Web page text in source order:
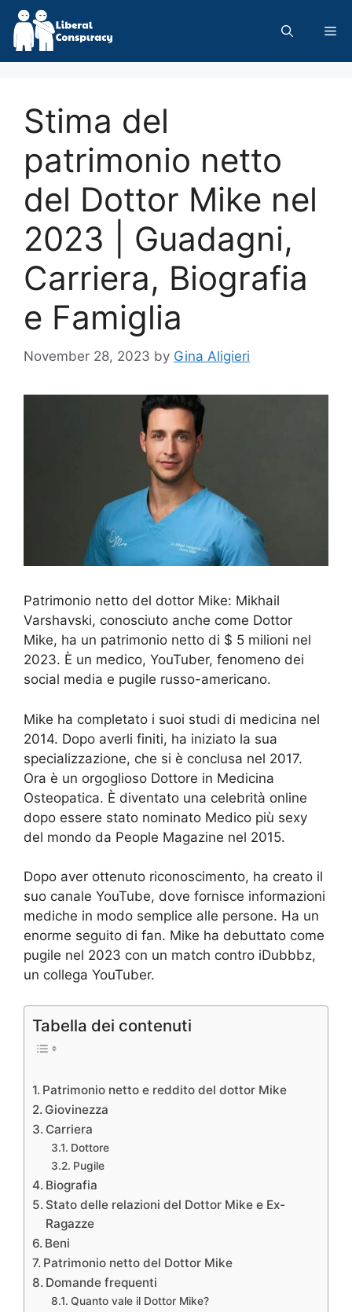
Skip
content
Stima del
patrimonio netto
del Dottor Mike nel
2023 | Guadagni,
Carriera, Biografia
e Famiglia
November 28, 2023 by Gina Aligieri
Patrimonio netto del dottor Mike: Mikhail
Varshavski, conosciuto anche come Dottor
Mike, ha un patrimonio netto di $ 5 milioni nel
2023. È un medico, YouTuber, fenomeno dei
social media e pugile russo-americano.
Mike ha completato i suoi studi di medicina nel
2014. Dopo averli finiti, ha iniziato la sua
specializzazione, che si è conclusa nel 2017.
Ora è un orgoglioso Dottore in Medicina
Osteopatica. È diventato una celebrità online
dopo essere stato nominato Medico più sexy
del mondo da People Magazine nel 2015.
Dopo aver ottenuto riconoscimento, ha creato il
suo canale YouTube, dove fornisce informazioni
mediche in modo semplice alle persone. Ha un
enorme seguito di fan. Mike ha debuttato come
pugile nel 2023 con un match contro iDubbbz,
un collega YouTuber.
Tabella dei contenuti
Patrimonio netto e reddito del dottor Mike
Giovinezza
Carriera
Dottore
Pugile
Biografia
Stato delle relazioni del Dottor Mike e Ex-
Ragazze
Beni
Patrimonio netto del Dottor Mike
Domande frequenti
Quanto vale il Dottor Mike?